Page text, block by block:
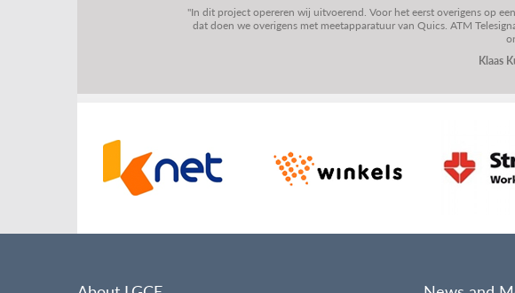
"In dit project opereren wij uitvoerend. Voor het eerst overigens op
dat doen we overigens met meetapparatuur van Quics. ATM
Klaas